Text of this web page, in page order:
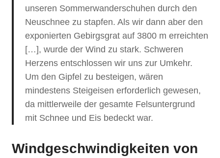
unseren Sommerwanderschuhen durch den
Neuschnee zu stapfen. Als wir dann aber den
exponierten Gebirgsgrat auf 3800 m erreichten
[…], wurde der Wind zu stark. Schweren
Herzens entschlossen wir uns zur Umkehr.
Um den Gipfel zu besteigen, wären
mindestens Steigeisen erforderlich gewesen,
da mittlerweile der gesamte Felsuntergrund
mit Schnee und Eis bedeckt war.
Windgeschwindigkeiten von